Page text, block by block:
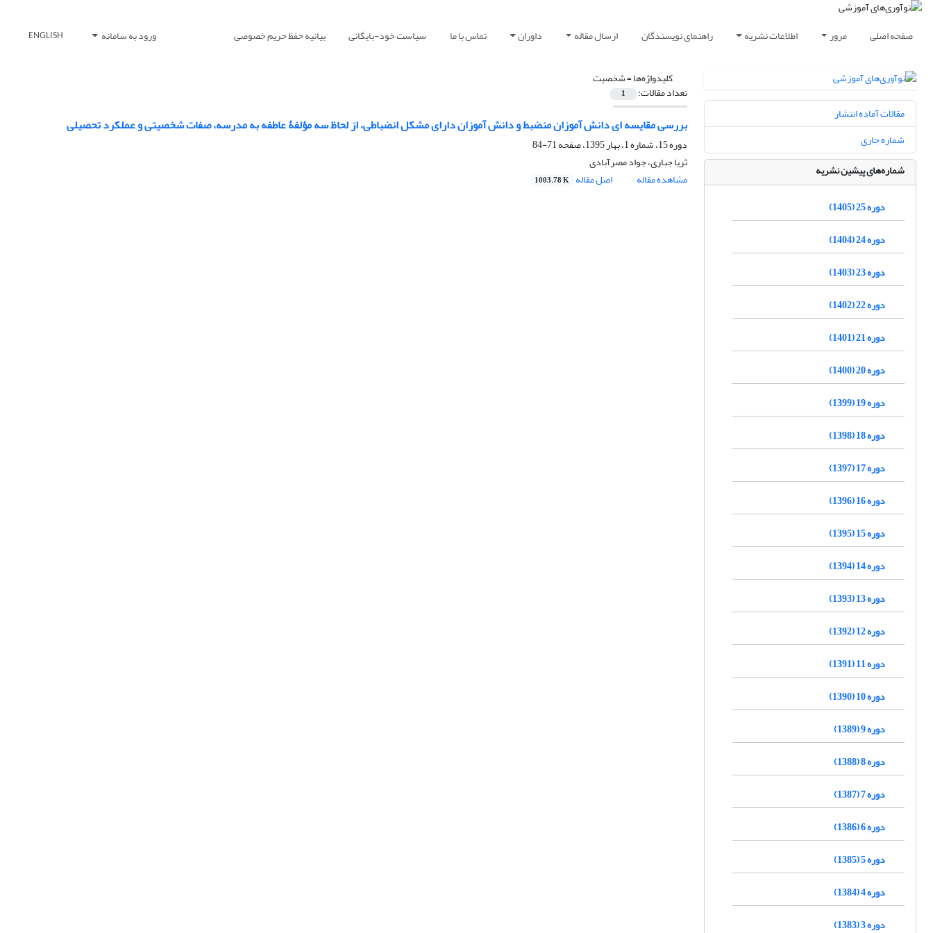
صفحه اصلی مرور اطلاعات نشریه راهنمای نویسندگان ارسال مقاله داوران تماس با ما سیاست خود-بایگانی بیانیه حفظ حریم خصوصی ورود به سامانه ENGLISH
کلیدواژه‌ها =شخصیت
تعداد مقالات: 1
بررسی مقایسه ای دانش آموزان منضبط و دانش آموزان دارای مشکل انضباطی، از لحاظ سه مؤلفۀ عاطفه به مدرسه، صفات شخصیتی و عملکرد تحصیلی
دوره 15، شماره 1، بهار 1395، صفحه
71-84
ثریا جباری، جواد مصرآبادی
مشاهده مقاله
اصل مقاله 1003.78 K
مقالات آماده انتشار
شماره جاری
شماره‌های پیشین نشریه
دوره 25 (1405)
دوره 24 (1404)
دوره 23 (1403)
دوره 22 (1402)
دوره 21 (1401)
دوره 20 (1400)
دوره 19 (1399)
دوره 18 (1398)
دوره 17 (1397)
دوره 16 (1396)
دوره 15 (1395)
دوره 14 (1394)
دوره 13 (1393)
دوره 12 (1392)
دوره 11 (1391)
دوره 10 (1390)
دوره 9 (1389)
دوره 8 (1388)
دوره 7 (1387)
دوره 6 (1386)
دوره 5 (1385)
دوره 4 (1384)
دوره 3 (1383)